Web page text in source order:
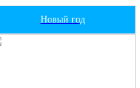
Новый год